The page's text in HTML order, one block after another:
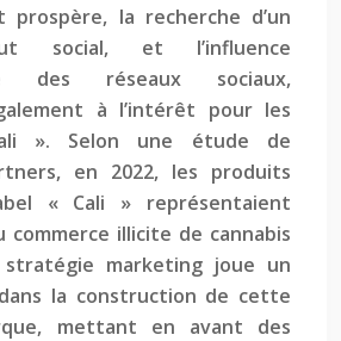
la recherche d’un
social, et l’influence
des réseaux sociaux,
à l’intérêt pour les
». Selon une étude de
en 2022, les produits
« Cali » représentaient
commerce illicite de cannabis
stratégie marketing joue un
la construction de cette
mettant en avant des